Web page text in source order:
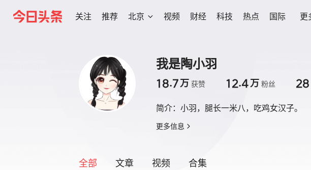
关注 推荐 北京 视频 财经 科技 热点 国际 更
我是陶小羽
18.7万 获赞 12.4万 粉丝 28
简介： 小羽，腿长一米八，吃鸡女汉子。
更多信息
全部 文章 视频 合集